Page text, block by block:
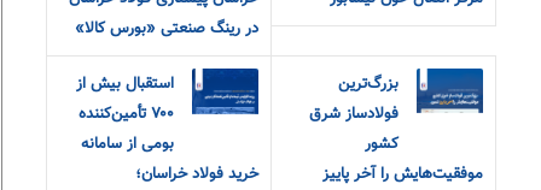
در رینگ صنعتی «بورس کالا»
بزرگ‌ترین
فولادساز شرق
کشور
موفقیت‌هایش را آخر پاییز
استقبال بیش از
۷۰۰ تأمین‌کننده
بومی از سامانه
خرید فولاد خراسان؛